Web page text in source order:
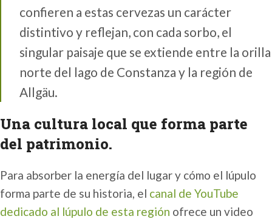
confieren a estas cervezas un carácter
distintivo y reflejan, con cada sorbo, el
singular paisaje que se extiende entre la orilla
norte del lago de Constanza y la región de
Allgäu.
Una cultura local que forma parte
del patrimonio.
Para absorber la energía del lugar y cómo el lúpulo
forma parte de su historia, el canal de YouTube
dedicado al lúpulo de esta región ofrece un video